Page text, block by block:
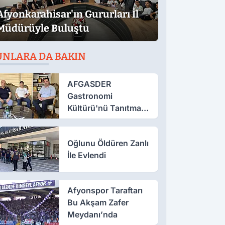
Gururları İl
Buluştu
DA BAKIN
AFGASDER
Gastronomi
Kültürü'nü Tanıtmak
İçin Çalışıyor
Oğlunu Öldüren Zanlı
İle Evlendi
Afyonspor Taraftarı
Bu Akşam Zafer
Meydanı’nda